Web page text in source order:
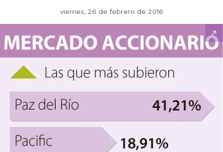
viernes, 26 de febrero de 2016